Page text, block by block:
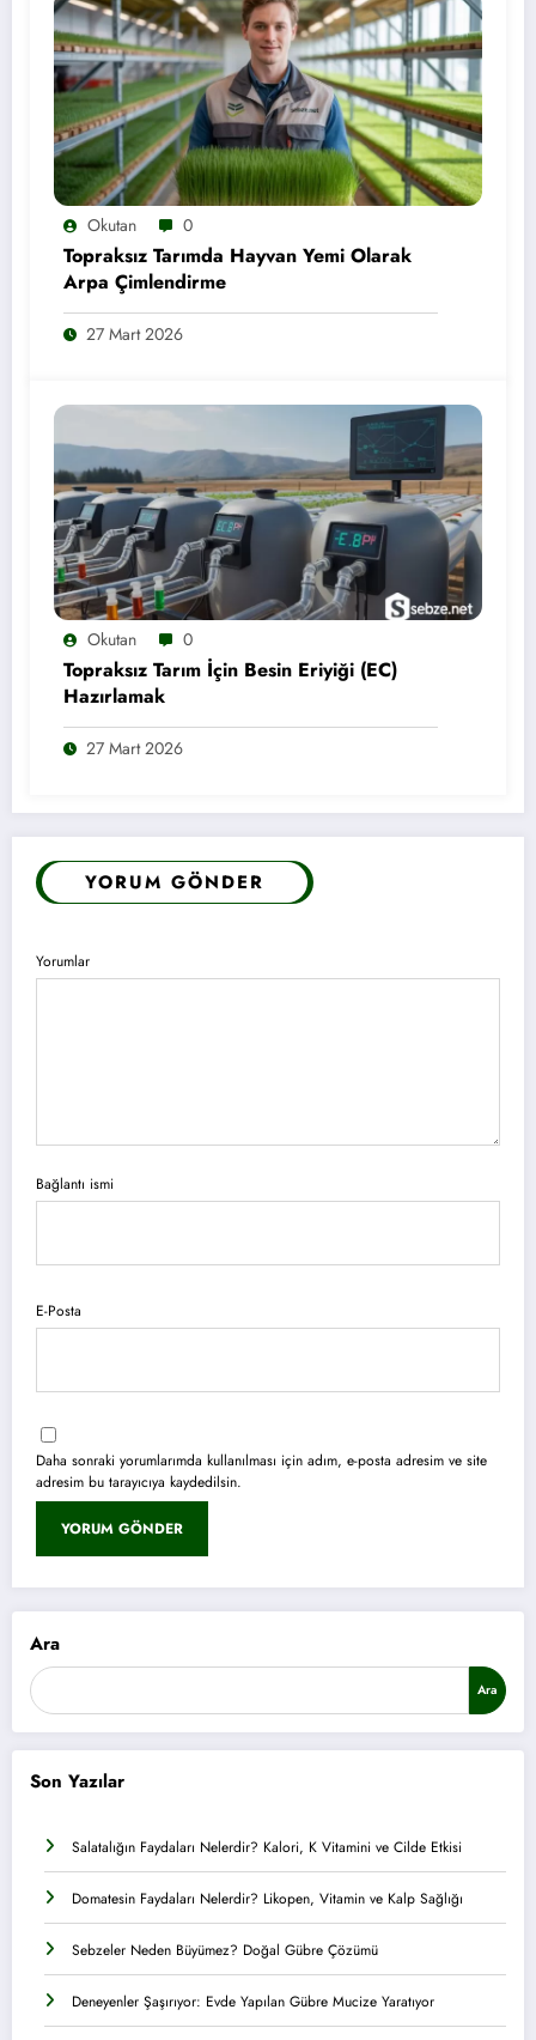
Okutan 0
Topraksız Tarımda Hayvan Yemi Olarak
Arpa Çimlendirme
27 Mart 2026
Okutan 0
Topraksız Tarım İçin Besin Eriyiği (EC)
Hazırlamak
27 Mart 2026
YORUM GÖNDER
Yorumlar
Bağlantı ismi
E-Posta
Daha sonraki yorumlarımda kullanılması için adım, e-posta adresim ve site
adresim bu tarayıcıya kaydedilsin.
Ara
Ara
Son Yazılar
Salatalığın Faydaları Nelerdir? Kalori, K Vitamini ve Cilde Etkisi
Domatesin Faydaları Nelerdir? Likopen, Vitamin ve Kalp Sağlığı
Sebzeler Neden Büyümez? Doğal Gübre Çözümü
Deneyenler Şaşırıyor: Evde Yapılan Gübre Mucize Yaratıyor